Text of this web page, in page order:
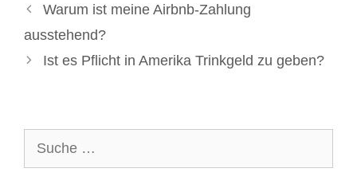
Warum ist meine Airbnb-Zahlung
ausstehend?
Ist es Pflicht in Amerika Trinkgeld zu geben?
nach: